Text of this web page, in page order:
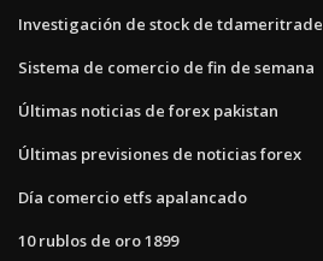
Investigación de stock de tdameritrade
Sistema de comercio de fin de semana
Últimas noticias de forex pakistan
Últimas previsiones de noticias forex
Día comercio etfs apalancado
10 rublos de oro 1899